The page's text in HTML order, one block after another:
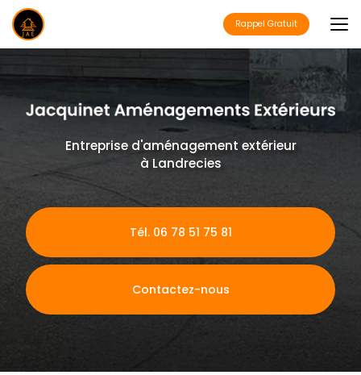
Aller
au
contenu
principal
Rappel Gratuit
Entreprise d'aménagement extérieur
à Landrecies
Tél. 06 78 51 75 81
Contactez-nous